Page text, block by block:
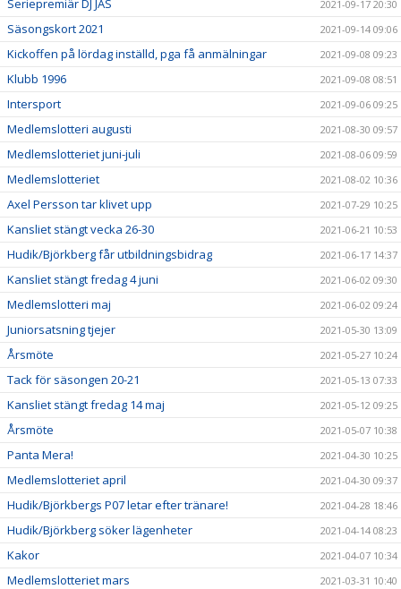
Seriepremiär DJ JAS 2021-09-17 20:30
Säsongskort 2021 2021-09-14 09:06
Kickoffen på lördag inställd, pga få anmälningar 2021-09-08 09:23
Klubb 1996 2021-09-08 08:51
Intersport 2021-09-06 09:25
Medlemslotteri augusti 2021-08-30 09:57
Medlemslotteriet juni-juli 2021-08-06 09:59
Medlemslotteriet 2021-08-02 10:36
Axel Persson tar klivet upp 2021-07-29 10:25
Kansliet stängt vecka 26-30 2021-06-21 10:53
Hudik/Björkberg får utbildningsbidrag 2021-06-17 14:37
Kansliet stängt fredag 4 juni 2021-06-02 09:30
Medlemslotteri maj 2021-06-02 09:24
Juniorsatsning tjejer 2021-05-30 13:09
Årsmöte 2021-05-27 10:24
Tack för säsongen 20-21 2021-05-13 07:33
Kansliet stängt fredag 14 maj 2021-05-12 09:25
Årsmöte 2021-05-07 10:38
Panta Mera! 2021-04-30 10:25
Medlemslotteriet april 2021-04-30 09:37
Hudik/Björkbergs P07 letar efter tränare! 2021-04-28 18:46
Hudik/Björkberg söker lägenheter 2021-04-14 08:23
Kakor 2021-04-07 10:34
Medlemslotteriet mars 2021-03-31 10:40